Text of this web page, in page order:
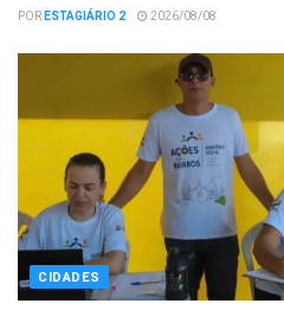
PORESTAGIÁRIO 2 2026/08/08
CIDADES